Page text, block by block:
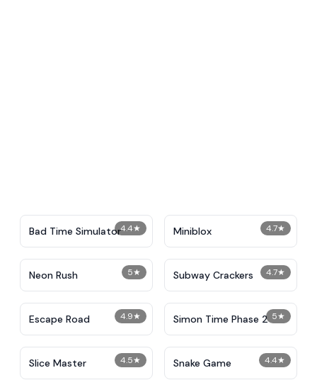
4.4★
Bad Time Simulator 4.7★
Miniblox
5★
Neon Rush 4.7★
Subway Crackers
4.9★
Escape Road 5★
Simon Time Phase 2
4.5★
Slice Master 4.4★
Snake Game